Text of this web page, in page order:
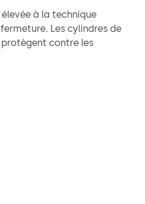
à la technique
Les cylindres de
contre les